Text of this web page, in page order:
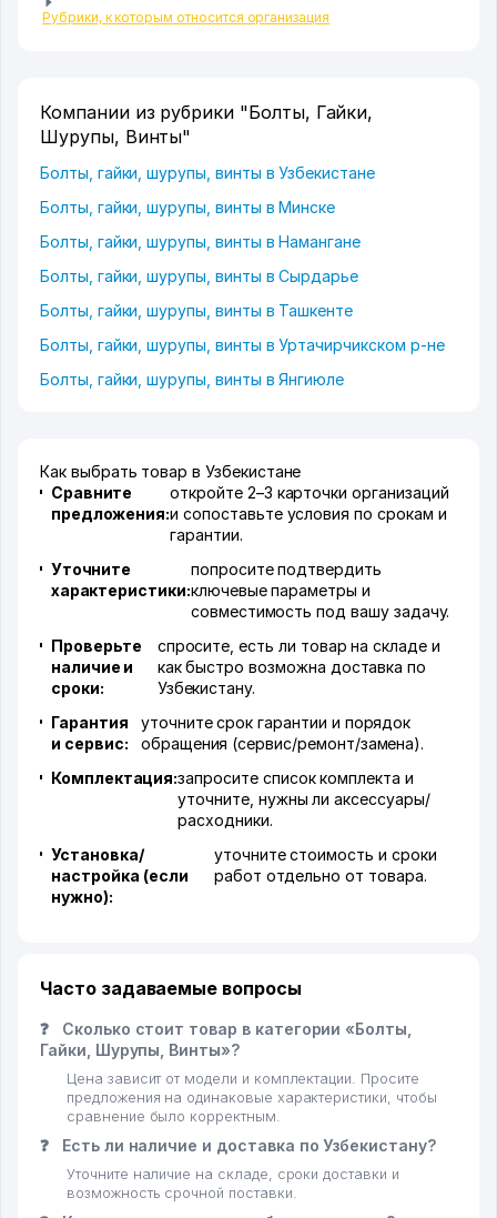
Рубрики, к которым относится организация
Компании из рубрики "Болты, Гайки,
Шурупы, Винты"
Болты, гайки, шурупы, винты в Узбекистане
Болты, гайки, шурупы, винты в Минске
Болты, гайки, шурупы, винты в Намангане
Болты, гайки, шурупы, винты в Сырдарье
Болты, гайки, шурупы, винты в Ташкенте
Болты, гайки, шурупы, винты в Уртачирчикском р-не
Болты, гайки, шурупы, винты в Янгиюле
Как выбрать товар в Узбекистане
Сравните
предложения:
откройте 2–3 карточки организаций
и сопоставьте условия по срокам и
гарантии.
Уточните
характеристики:
попросите подтвердить
ключевые параметры и
совместимость под вашу задачу.
Проверьте
наличие и
сроки:
спросите, есть ли товар на складе и
как быстро возможна доставка по
Узбекистану.
Гарантия
и сервис:
уточните срок гарантии и порядок
обращения (сервис/ремонт/замена).
Комплектация:запросите список комплекта и
уточните, нужны ли аксессуары/
расходники.
Установка/
настройка (если
нужно):
уточните стоимость и сроки
работ отдельно от товара.
Часто задаваемые вопросы
❓
Сколько стоит товар в категории «Болты,
Гайки, Шурупы, Винты»?
Цена зависит от модели и комплектации. Просите
предложения на одинаковые характеристики, чтобы
сравнение было корректным.
❓ Есть ли наличие и доставка по Узбекистану?
Уточните наличие на складе, сроки доставки и
возможность срочной поставки.